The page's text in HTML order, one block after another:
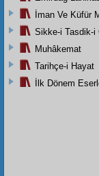
İman Ve Küfür
Sikke-i Tasdik-i
Muhâkemat
Tarihçe-i Hayat
İlk Dönem